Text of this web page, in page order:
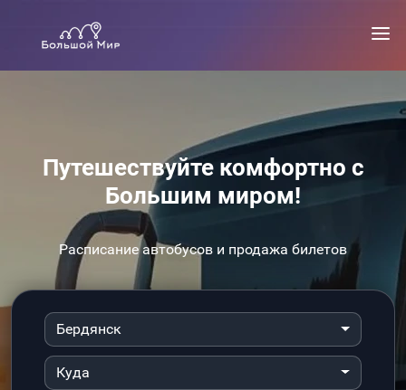
Путешествуйте комфортно с
Большим миром!
Расписание автобусов и продажа билетов
Бердянск
Куда